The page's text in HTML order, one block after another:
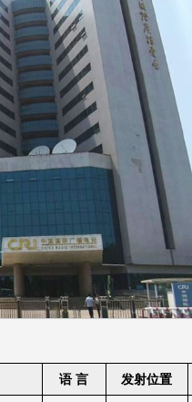
语 言 发射位置